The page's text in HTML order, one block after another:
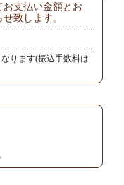
お支払い金額とお
致します。
ります(振込手数料は